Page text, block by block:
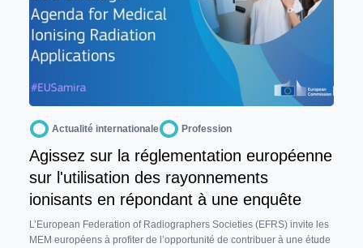
Actualité internationale Profession
Agissez sur la réglementation européenne
sur l'utilisation des rayonnements
ionisants en répondant à une enquête
L’European Federation of Radiographers Societies (EFRS) invite les
MEM européens à profiter de l’opportunité de contribuer à une étude